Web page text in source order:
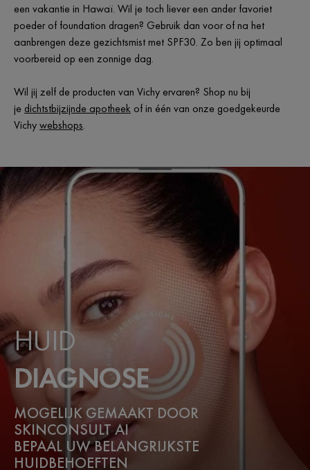
een vakantie in Hawaï. Wil je toch liever een ander favoriet
poeder of foundation dragen? Gebruik dan voor of na het
aanbrengen deze gezichtsmist met SPF30. Zo ben jij optimaal
voorbereid op een zonnige dag.
Wil jij zelf de producten van Vichy ervaren? Shop nu bij
je dichtstbijzijnde apotheek of in één van onze goedgekeurde
Vichywebshops.
HUID
DIAGNOSE
MOGELIJK GEMAAKT DOOR
SKINCONSULT AI
BEPAAL UW BELANGRIJKSTE
HUIDBEHOEFTEN